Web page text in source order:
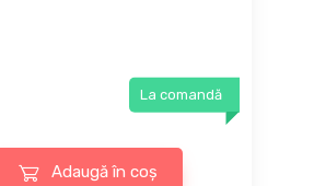
La comandă
Adaugă în coș